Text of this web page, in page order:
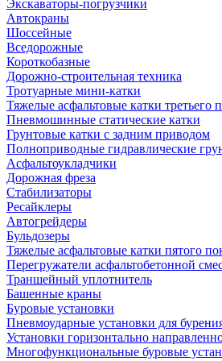
Экскаваторы-погрузчики
Автокраны
Шоссейные
Вседорожные
Короткобазные
Дорожно-строительная техника
Тротуарные мини-катки
Тяжелые асфальтовые катки третьего
Пневмошинные статические катки
Грунтовые катки с задним приводом
Полноприводные гидравлические
Асфальтоукладчики
Дорожная фреза
Стабилизаторы
Ресайклеры
Автогрейдеры
Бульдозеры
Тяжелые асфальтовые катки пятого
Перегружатели асфальтобетонной
Траншейный уплотнитель
Башенные краны
Буровые установки
Пневмоударные установки для
Установки горизонтально
Многофункциональные буровые